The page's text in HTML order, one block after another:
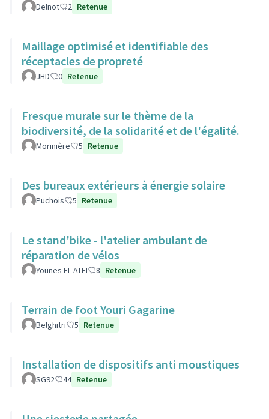
Delnot 2 Retenue
Maillage optimisé et identifiable des
réceptacles de propreté
JHD 0 Retenue
Fresque murale sur le thème de la
biodiversité, de la solidarité et de l'égalité.
Morinière 5 Retenue
Des bureaux extérieurs à énergie solaire
Puchois 5 Retenue
Le stand'bike - l'atelier ambulant de
réparation de vélos
Younes EL ATFI 8 Retenue
Terrain de foot Youri Gagarine
Belghitri 5 Retenue
Installation de dispositifs anti moustiques
SG92 44 Retenue